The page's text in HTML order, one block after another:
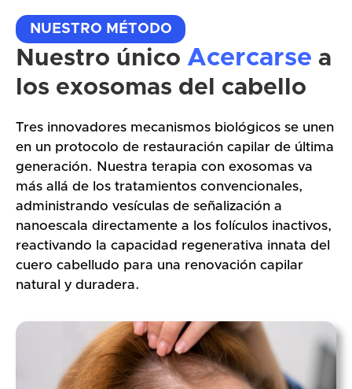
NUESTRO MÉTODO
Nuestro único Acercarse a
los exosomas del cabello
Tres innovadores mecanismos biológicos se unen
en un protocolo de restauración capilar de última
generación. Nuestra terapia con exosomas va
más allá de los tratamientos convencionales,
administrando vesículas de señalización a
nanoescala directamente a los folículos inactivos,
reactivando la capacidad regenerativa innata del
cuero cabelludo para una renovación capilar
natural y duradera.